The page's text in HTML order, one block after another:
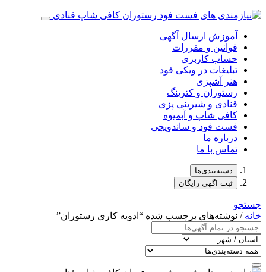
آموزش ارسال آگهی
قوانین و مقررات
حساب کاربری
تبلیغات در ویکی فود
هنر آشپزی
رستوران و کترینگ
قنادی و شیرینی پزی
کافی شاپ و آبمیوه
فست فود و ساندویچی
درباره ما
تماس با ما
دسته‌بندی‌ها
ثبت اگهی رایگان
جستجو
خانه / نوشته‌های برچسب شده “ادویه کاری رستوران”